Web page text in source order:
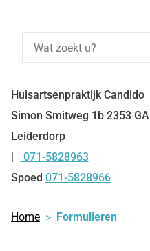
Huisartsenpraktijk Candido
Simon Smitweg 1b 2353 GA
Leiderdorp
Tel:
071-5828963
Spoed 071-5828966
Home Formulieren